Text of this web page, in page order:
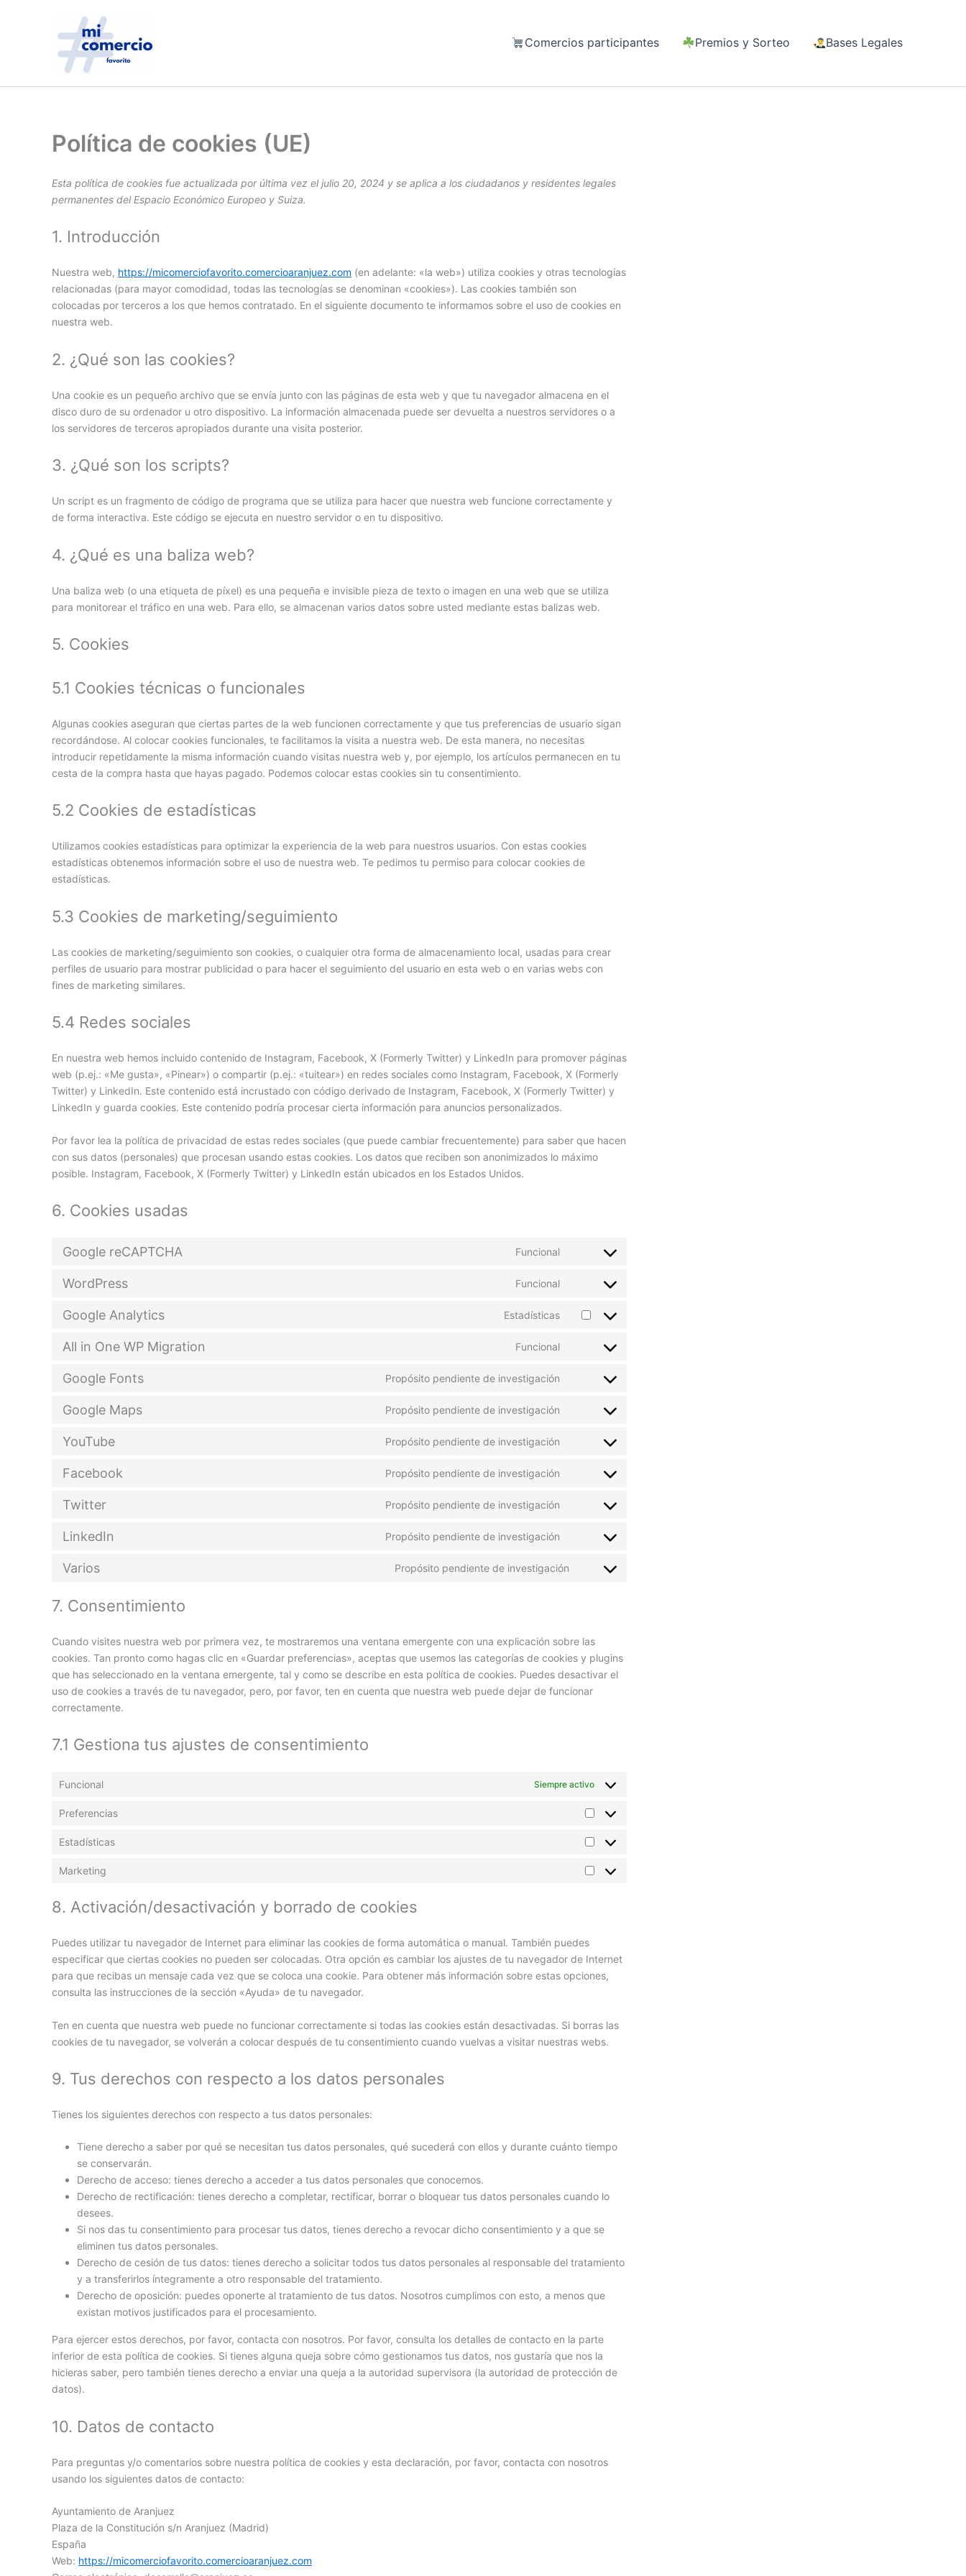
Comercios participantes Premios y Sorteo Bases Legales
Política de cookies (UE)
Esta política de cookies fue actualizada por última vez el julio 20, 2024 y se aplica a los ciudadanos y residentes legales
permanentes del Espacio Económico Europeo y Suiza.
1. Introducción
Nuestra web, https://micomerciofavorito.comercioaranjuez.com (en adelante: «la web») utiliza cookies y otras tecnologías
relacionadas (para mayor comodidad, todas las tecnologías se denominan «cookies»). Las cookies también son
colocadas por terceros a los que hemos contratado. En el siguiente documento te informamos sobre el uso de cookies en
nuestra web.
2. ¿Qué son las cookies?
Una cookie es un pequeño archivo que se envía junto con las páginas de esta web y que tu navegador almacena en el
disco duro de su ordenador u otro dispositivo. La información almacenada puede ser devuelta a nuestros servidores o a
los servidores de terceros apropiados durante una visita posterior.
3. ¿Qué son los scripts?
Un script es un fragmento de código de programa que se utiliza para hacer que nuestra web funcione correctamente y
de forma interactiva. Este código se ejecuta en nuestro servidor o en tu dispositivo.
4. ¿Qué es una baliza web?
Una baliza web (o una etiqueta de píxel) es una pequeña e invisible pieza de texto o imagen en una web que se utiliza
para monitorear el tráfico en una web. Para ello, se almacenan varios datos sobre usted mediante estas balizas web.
5. Cookies
5.1 Cookies técnicas o funcionales
Algunas cookies aseguran que ciertas partes de la web funcionen correctamente y que tus preferencias de usuario sigan
recordándose. Al colocar cookies funcionales, te facilitamos la visita a nuestra web. De esta manera, no necesitas
introducir repetidamente la misma información cuando visitas nuestra web y, por ejemplo, los artículos permanecen en tu
cesta de la compra hasta que hayas pagado. Podemos colocar estas cookies sin tu consentimiento.
5.2 Cookies de estadísticas
Utilizamos cookies estadísticas para optimizar la experiencia de la web para nuestros usuarios. Con estas cookies
estadísticas obtenemos información sobre el uso de nuestra web. Te pedimos tu permiso para colocar cookies de
estadísticas.
5.3 Cookies de marketing/seguimiento
Las cookies de marketing/seguimiento son cookies, o cualquier otra forma de almacenamiento local, usadas para crear
perfiles de usuario para mostrar publicidad o para hacer el seguimiento del usuario en esta web o en varias webs con
fines de marketing similares.
5.4 Redes sociales
En nuestra web hemos incluido contenido de Instagram, Facebook, X (Formerly Twitter) y LinkedIn para promover páginas
web (p.ej.: «Me gusta», «Pinear») o compartir (p.ej.: «tuitear») en redes sociales como Instagram, Facebook, X (Formerly
Twitter) y LinkedIn. Este contenido está incrustado con código derivado de Instagram, Facebook, X (Formerly Twitter) y
LinkedIn y guarda cookies. Este contenido podría procesar cierta información para anuncios personalizados.
Por favor lea la política de privacidad de estas redes sociales (que puede cambiar frecuentemente) para saber que hacen
con sus datos (personales) que procesan usando estas cookies. Los datos que reciben son anonimizados lo máximo
posible. Instagram, Facebook, X (Formerly Twitter) y LinkedIn están ubicados en los Estados Unidos.
6. Cookies usadas
Google reCAPTCHA Funcional
Consent
service
recaptcha
WordPress Funcional
Consent
service
Google Analytics Estadísticas
Consent
service
analytics
All in One WP Migration Funcional
Consent
service
Google Fonts Propósito pendiente de investigación
Consent
service
Google Maps Propósito pendiente de investigación
Consent
service
YouTube Propósito pendiente de investigación
Consent
service
Facebook Propósito pendiente de investigación
Consent
service
Twitter Propósito pendiente de investigación
Consent
service
LinkedIn Propósito pendiente de investigación
Consent
service
Varios Propósito pendiente de investigación
Consent
7. Consentimiento
Cuando visites nuestra web por primera vez, te mostraremos una ventana emergente con una explicación sobre las
cookies. Tan pronto como hagas clic en «Guardar preferencias», aceptas que usemos las categorías de cookies y plugins
que has seleccionado en la ventana emergente, tal y como se describe en esta política de cookies. Puedes desactivar el
uso de cookies a través de tu navegador, pero, por favor, ten en cuenta que nuestra web puede dejar de funcionar
correctamente.
7.1 Gestiona tus ajustes de consentimiento
Funcional Siempre activo
Preferencias
Preferencias
Estadísticas
Estadísticas
Marketing
Marketing
8. Activación/desactivación y borrado de cookies
Puedes utilizar tu navegador de Internet para eliminar las cookies de forma automática o manual. También puedes
especificar que ciertas cookies no pueden ser colocadas. Otra opción es cambiar los ajustes de tu navegador de Internet
para que recibas un mensaje cada vez que se coloca una cookie. Para obtener más información sobre estas opciones,
consulta las instrucciones de la sección «Ayuda» de tu navegador.
Ten en cuenta que nuestra web puede no funcionar correctamente si todas las cookies están desactivadas. Si borras las
cookies de tu navegador, se volverán a colocar después de tu consentimiento cuando vuelvas a visitar nuestras webs.
9. Tus derechos con respecto a los datos personales
Tienes los siguientes derechos con respecto a tus datos personales:
Tiene derecho a saber por qué se necesitan tus datos personales, qué sucederá con ellos y durante cuánto tiempo
se conservarán.
Derecho de acceso: tienes derecho a acceder a tus datos personales que conocemos.
Derecho de rectificación: tienes derecho a completar, rectificar, borrar o bloquear tus datos personales cuando lo
desees.
Si nos das tu consentimiento para procesar tus datos, tienes derecho a revocar dicho consentimiento y a que se
eliminen tus datos personales.
Derecho de cesión de tus datos: tienes derecho a solicitar todos tus datos personales al responsable del tratamiento
y a transferirlos íntegramente a otro responsable del tratamiento.
Derecho de oposición: puedes oponerte al tratamiento de tus datos. Nosotros cumplimos con esto, a menos que
existan motivos justificados para el procesamiento.
Para ejercer estos derechos, por favor, contacta con nosotros. Por favor, consulta los detalles de contacto en la parte
inferior de esta política de cookies. Si tienes alguna queja sobre cómo gestionamos tus datos, nos gustaría que nos la
hicieras saber, pero también tienes derecho a enviar una queja a la autoridad supervisora (la autoridad de protección de
datos).
10. Datos de contacto
Para preguntas y/o comentarios sobre nuestra política de cookies y esta declaración, por favor, contacta con nosotros
usando los siguientes datos de contacto:
Ayuntamiento de Aranjuez
Plaza de la Constitución s/n Aranjuez (Madrid)
España
Web: https://micomerciofavorito.comercioaranjuez.com